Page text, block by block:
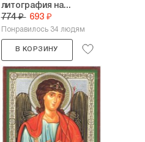
литография на...
774 ₽ 693 ₽
Понравилось 34 людям
В КОРЗИНУ